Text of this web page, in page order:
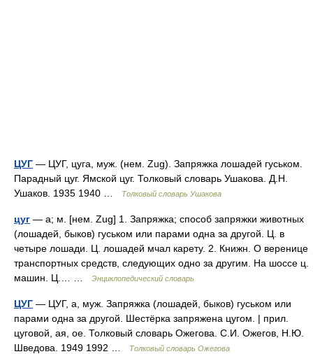
ЦУГ — ЦУГ, цуга, муж. (нем. Zug). Запряжка лошадей гуськом.
Парадный цуг. Ямской цуг. Толковый словарь Ушакова. Д.Н.
Ушаков. 1935 1940 …
Толковый словарь Ушакова
цуг — а; м. [нем. Zug] 1. Запряжка; способ запряжки животных
(лошадей, быков) гуськом или парами одна за другой. Ц. в
четыре лошади. Ц. лошадей мчал карету. 2. Книжн. О веренице
транспортных средств, следующих одно за другим. На шоссе ц.
машин. Ц.… …
Энциклопедический словарь
ЦУГ — ЦУГ, а, муж. Запряжка (лошадей, быков) гуськом или
парами одна за другой. Шестёрка запряжена цугом. | прил.
цуговой, ая, ое. Толковый словарь Ожегова. С.И. Ожегов, Н.Ю.
Шведова. 1949 1992 …
Толковый словарь Ожегова